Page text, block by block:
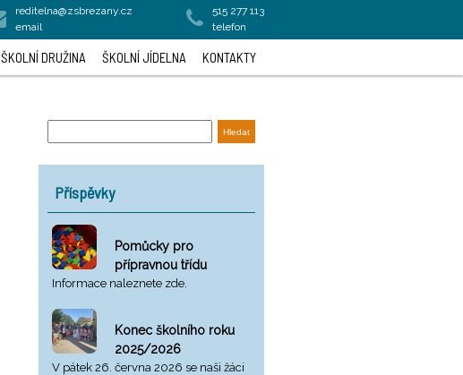
reditelna@zsbrezany.cz
email
515 277 113
telefon
ŠKOLNÍ DRUŽINA ŠKOLNÍ JÍDELNA KONTAKTY
Příspěvky
Pomůcky pro
přípravnou třídu
Informace naleznete zde.
Konec školního roku
2025/2026
V pátek 26. června 2026 se naši žáci